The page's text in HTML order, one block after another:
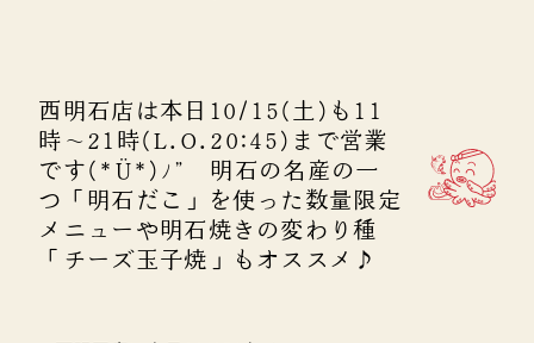
西明石店は本日10/15(土)も11
時～21時(L.O.20:45)まで営業
です(*Ü*)ﾉ” 明石の名産の一
つ「明石だこ」を使った数量限定
メニューや明石焼きの変わり種
「チーズ玉子焼」もオススメ♪